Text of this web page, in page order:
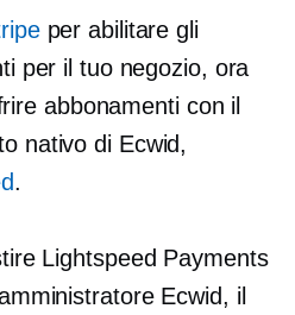
per abilitare gli
per il tuo negozio, ora
abbonamenti con il
nativo di Ecwid,
.
Lightspeed Payments
Ecwid, il